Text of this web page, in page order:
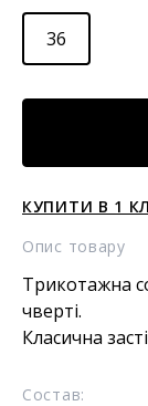
36
кількість
КУПИТИ В 1
Опис товару
Трикотажна
чверті.
Класична
Состав: